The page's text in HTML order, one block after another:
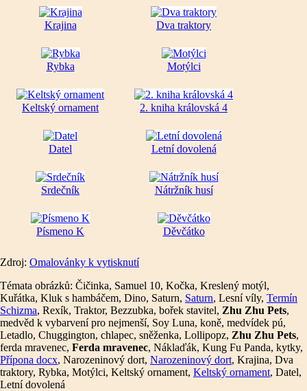
Krajina Dva traktory
Rybka Motýlci
Keltský ornament 2. kniha královská 4
Datel Letní dovolená
Srdečník Nátržník husí
Písmeno K Děvčátko
Zdroj: Omalovánky k vytisknutí
Témata obrázků: Čičinka, Samuel 10, Kočka, Kreslený motýl,
Kuřátka, Kluk s hambáčem, Dino, Saturn, Saturn, Lesní víly, Termín
Schizma, Rexík, Traktor, Bezzubka, bořek stavitel, Zhu Zhu Pets,
medvěd k vybarvení pro nejmenší, Soy Luna, koně, medvídek pú,
Letadlo, Chuggington, chlapec, sněženka, Lollipopz, Zhu Zhu Pets,
ferda mravenec, Ferda mravenec, Náklaďák, Kung Fu Panda, kytky,
Přípona docx, Narozeninový dort, Narozeninový dort, Krajina, Dva
traktory, Rybka, Motýlci, Keltský ornament, Keltský ornament, Datel,
Letní dovolená